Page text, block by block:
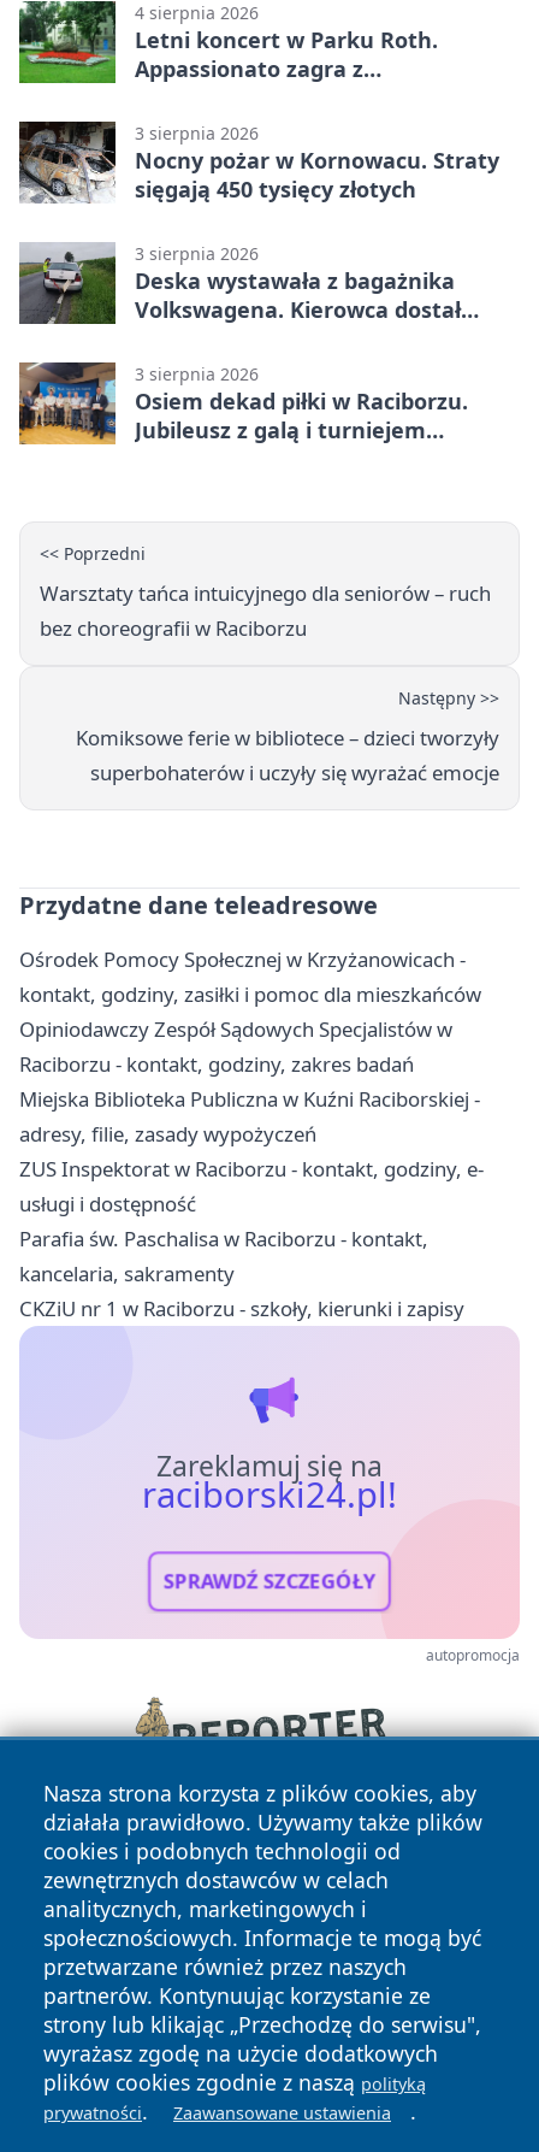
4 sierpnia 2026
Letni koncert w Parku Roth.
Appassionato zagra z
3 sierpnia 2026
Nocny pożar w Kornowacu. Straty
sięgają 450 tysięcy złotych
3 sierpnia 2026
Deska wystawała z bagażnika
Volkswagena. Kierowca dostał
3 sierpnia 2026
Osiem dekad piłki w Raciborzu.
Jubileusz z galą i turniejem
<< Poprzedni
Warsztaty tańca intuicyjnego dla seniorów – ruch
bez choreografii w Raciborzu
Następny >>
Komiksowe ferie w bibliotece – dzieci tworzyły
superbohaterów i uczyły się wyrażać emocje
Przydatne dane teleadresowe
Ośrodek Pomocy Społecznej w Krzyżanowicach -
kontakt, godziny, zasiłki i pomoc dla mieszkańców
Opiniodawczy Zespół Sądowych Specjalistów w
Raciborzu - kontakt, godziny, zakres badań
Miejska Biblioteka Publiczna w Kuźni Raciborskiej -
adresy, filie, zasady wypożyczeń
ZUS Inspektorat w Raciborzu - kontakt, godziny, e-
usługi i dostępność
Parafia św. Paschalisa w Raciborzu - kontakt,
kancelaria, sakramenty
CKZiU nr 1 w Raciborzu - szkoły, kierunki i zapisy
Zareklamuj się na
raciborski24.pl!
SPRAWDŹ SZCZEGÓŁY
autopromocja
Nasza strona korzysta z plików cookies, aby
działała prawidłowo. Używamy także plików
cookies i podobnych technologii od
zewnętrznych dostawców w celach
analitycznych, marketingowych i
społecznościowych. Informacje te mogą być
przetwarzane również przez naszych
partnerów. Kontynuując korzystanie ze
strony lub klikając „Przechodzę do serwisu",
wyrażasz zgodę na użycie dodatkowych
plików cookies zgodnie z naszą polityką
prywatności. Zaawansowane ustawienia .
Copyright © 2026 raciborski24.pl Wszystkie prawa
zastrzeżone.
News Autorzy
Polityka
Prywatności
Polityka
Cookies